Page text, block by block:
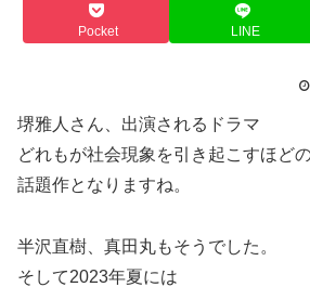
Pocket LINE
堺雅人さん、出演されるドラマ
どれもが社会現象を引き起こすほど
話題作となりますね。
半沢直樹、真田丸もそうでした。
そして2023年夏には